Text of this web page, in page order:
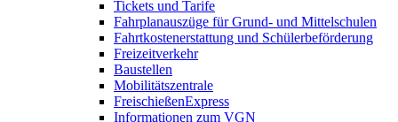
Tickets und Tarife
Fahrplanauszüge für Grund- und Mittelschulen
Fahrtkostenerstattung und Schülerbeförderung
Freizeitverkehr
Baustellen
Mobilitätszentrale
FreischießenExpress
Informationen zum VGN